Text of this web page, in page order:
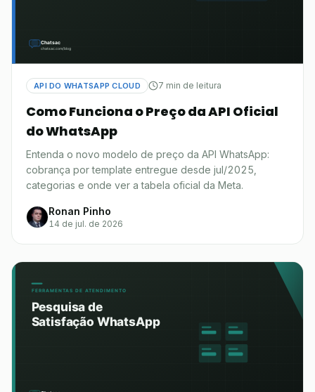
API DO WHATSAPP CLOUD 7 min de leitura
Como Funciona o Preço da API Oficial
do WhatsApp
Entenda o novo modelo de preço da API WhatsApp:
cobrança por template entregue desde jul/2025,
categorias e onde ver a tabela oficial da Meta.
Ronan Pinho
14 de jul. de 2026